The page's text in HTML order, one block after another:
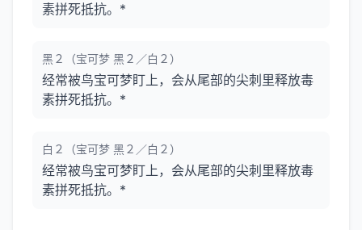
素拼死抵抗。*
黑２（宝可梦 黑２／白２）
经常被鸟宝可梦盯上，会从尾部的尖刺里释放毒
素拼死抵抗。*
白２（宝可梦 黑２／白２）
经常被鸟宝可梦盯上，会从尾部的尖刺里释放毒
素拼死抵抗。*